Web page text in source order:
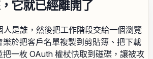
它就已經離開了
是誰，然後把工作階段交給一個瀏覽
於把客戶名單複製到剪貼簿、把下載
一枚 OAuth 權杖快取到磁碟，讓被攻